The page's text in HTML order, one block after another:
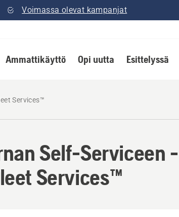
Voimassa olevat kampanjat
Ammattikäyttö Opi uutta Esittelyssä
Services™
Self-Serviceen -
Services™